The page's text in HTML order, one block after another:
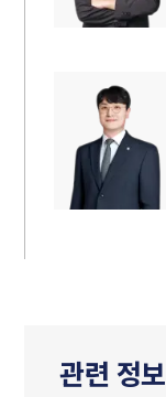
관련 정보